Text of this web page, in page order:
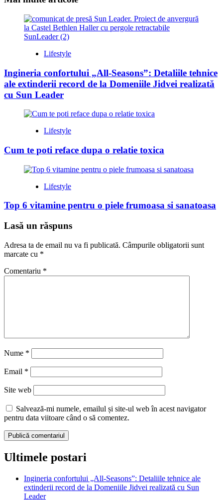
Lifestyle
Ingineria confortului „All-Seasons”: Detaliile tehnice
ale extinderii record de la Domeniile Jidvei realizată
cu Sun Leader
Lifestyle
Cum te poti reface dupa o relatie toxica
Lifestyle
Top 6 vitamine pentru o piele frumoasa si sanatoasa
Lasă un răspuns
Adresa ta de email nu va fi publicată. Câmpurile obligatorii sunt
marcate cu *
Comentariu *
Nume *
Email *
Site web
Salvează-mi numele, emailul și site-ul web în acest navigator
pentru data viitoare când o să comentez.
Ultimele postari
Ingineria confortului „All-Seasons”: Detaliile tehnice ale
extinderii record de la Domeniile Jidvei realizată cu Sun
Leader